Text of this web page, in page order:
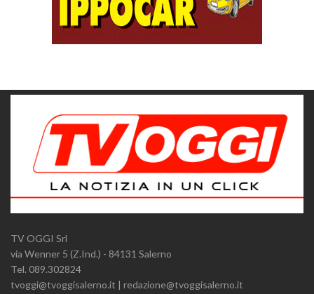
TV OGGI Srl
via Wenner 5 (Z.Ind.) - 84131 Salerno
Tel. 089.302824
tvoggi@tvoggisalerno.it | redazione@tvoggisalerno.it